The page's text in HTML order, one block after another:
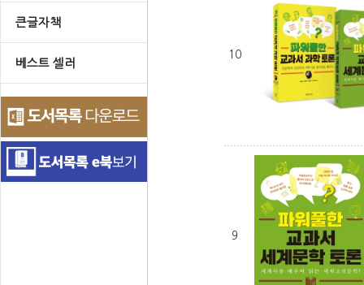
큰글자책
베스트 셀러
10
9